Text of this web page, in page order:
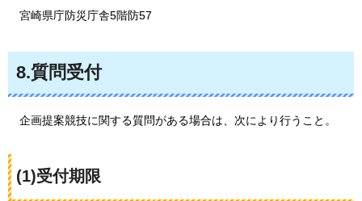
宮崎県庁防災庁舎5階防57
8.質問受付
企画提案競技に関する質問がある場合は、次により行うこと。
(1)受付期限